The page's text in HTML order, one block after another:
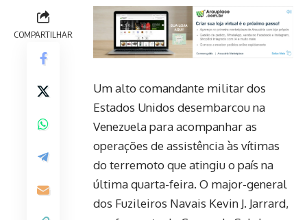
COMPARTILHAR
Um alto comandante militar dos
Estados Unidos desembarcou na
Venezuela para acompanhar as
operações de assistência às vítimas
do terremoto que atingiu o país na
última quarta-feira. O major-general
dos Fuzileiros Navais Kevin J. Jarrard,